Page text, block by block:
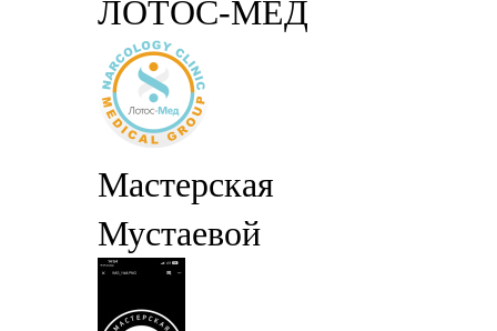
ЛОТОС-МЕД
Мастерская
Мустаевой